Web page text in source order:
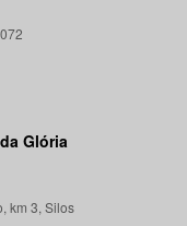
Glória
km 3, Silos